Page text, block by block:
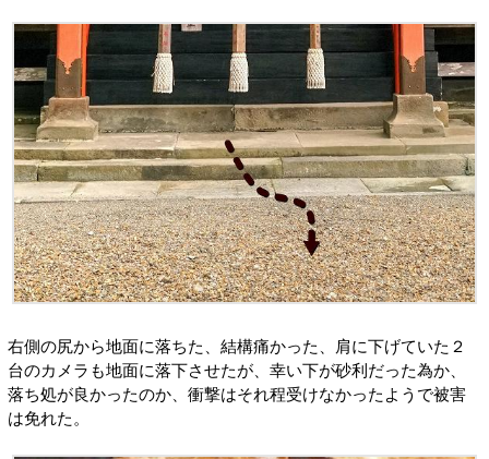
右側の尻から地面に落ちた、結構痛かった、肩に下げていた２
台のカメラも地面に落下させたが、幸い下が砂利だった為か、
落ち処が良かったのか、衝撃はそれ程受けなかったようで被害
は免れた。